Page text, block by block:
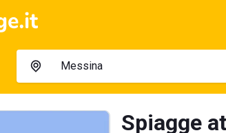
Spiagge